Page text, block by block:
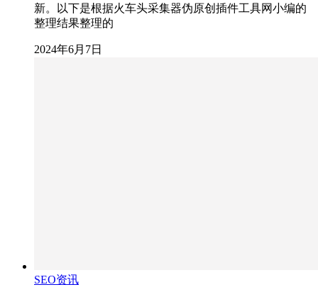
新。以下是根据火车头采集器伪原创插件工具网小编的
整理结果整理的
2024年6月7日
SEO资讯